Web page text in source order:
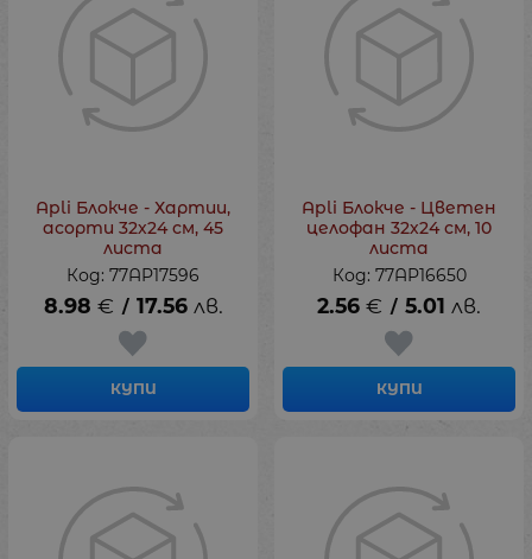
Apli Блокче - Хартии,
асорти 32х24 см, 45
листа
Код: 77AP17596
8.98 € / 17.56 лв.
КУПИ
Apli Блокче - Цветен
целофан 32х24 см, 10
листа
Код: 77AP16650
2.56 € / 5.01 лв.
КУПИ